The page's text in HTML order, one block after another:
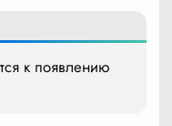
к появлению